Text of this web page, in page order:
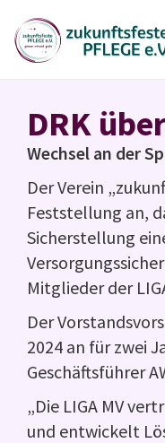
DRK
Wechsel an der
Der Verein
Feststellung an,
Sicherstellung
Mitglieder der
Der
2024 an für zwei
Geschäftsführer
„Die LIGA MV
und entwickelt